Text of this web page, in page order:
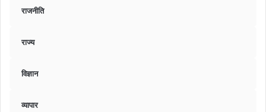
राजनीति
राज्य
विज्ञान
व्यापार